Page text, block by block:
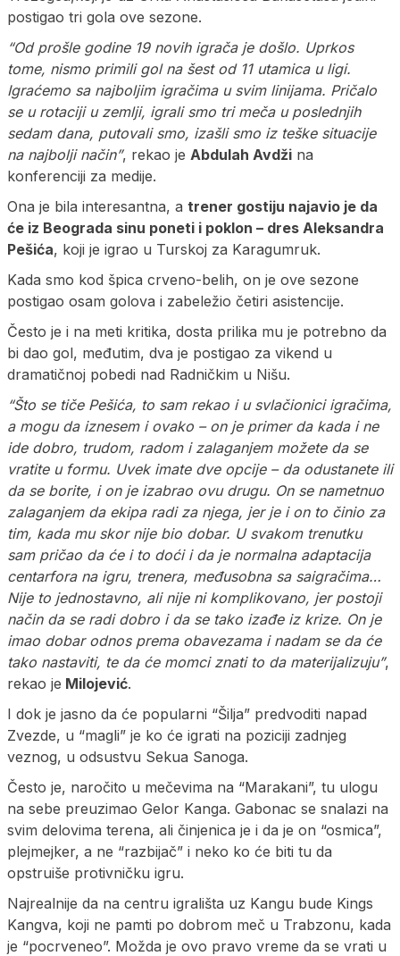
postigao tri gola ove sezone.
“Od prošle godine 19 novih igrača je došlo. Uprkos
tome, nismo primili gol na šest od 11 utamica u ligi.
Igraćemo sa najboljim igračima u svim linijama. Pričalo
se u rotaciji u zemlji, igrali smo tri meča u poslednjih
sedam dana, putovali smo, izašli smo iz teške situacije
na najbolji način”, rekao je Abdulah Avdži na
konferenciji za medije.
Ona je bila interesantna, a trener gostiju najavio je da
će iz Beograda sinu poneti i poklon – dres Aleksandra
Pešića, koji je igrao u Turskoj za Karagumruk.
Kada smo kod špica crveno-belih, on je ove sezone
postigao osam golova i zabeležio četiri asistencije.
Često je i na meti kritika, dosta prilika mu je potrebno da
bi dao gol, međutim, dva je postigao za vikend u
dramatičnoj pobedi nad Radničkim u Nišu.
“Što se tiče Pešića, to sam rekao i u svlačionici igračima,
a mogu da iznesem i ovako – on je primer da kada i ne
ide dobro, trudom, radom i zalaganjem možete da se
vratite u formu. Uvek imate dve opcije – da odustanete ili
da se borite, i on je izabrao ovu drugu. On se nametnuo
zalaganjem da ekipa radi za njega, jer je i on to činio za
tim, kada mu skor nije bio dobar. U svakom trenutku
sam pričao da će i to doći i da je normalna adaptacija
centarfora na igru, trenera, međusobna sa saigračima…
Nije to jednostavno, ali nije ni komplikovano, jer postoji
način da se radi dobro i da se tako izađe iz krize. On je
imao dobar odnos prema obavezama i nadam se da će
tako nastaviti, te da će momci znati to da materijalizuju”,
rekao je Milojević.
I dok je jasno da će popularni “Šilja” predvoditi napad
Zvezde, u “magli” je ko će igrati na poziciji zadnjeg
veznog, u odsustvu Sekua Sanoga.
Često je, naročito u mečevima na “Marakani”, tu ulogu
na sebe preuzimao Gelor Kanga. Gabonac se snalazi na
svim delovima terena, ali činjenica je i da je on “osmica”,
plejmejker, a ne “razbijač” i neko ko će biti tu da
opstruiše protivničku igru.
Najrealnije da na centru igrališta uz Kangu bude Kings
Kangva, koji ne pamti po dobrom meč u Trabzonu, kada
je “pocrveneo”. Možda je ovo pravo vreme da se vrati u